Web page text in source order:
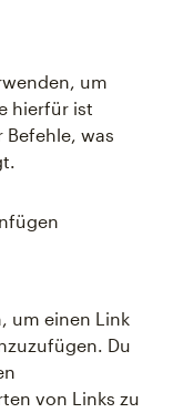
um
hierfür ist
was
um einen Link
Du
von Links zu